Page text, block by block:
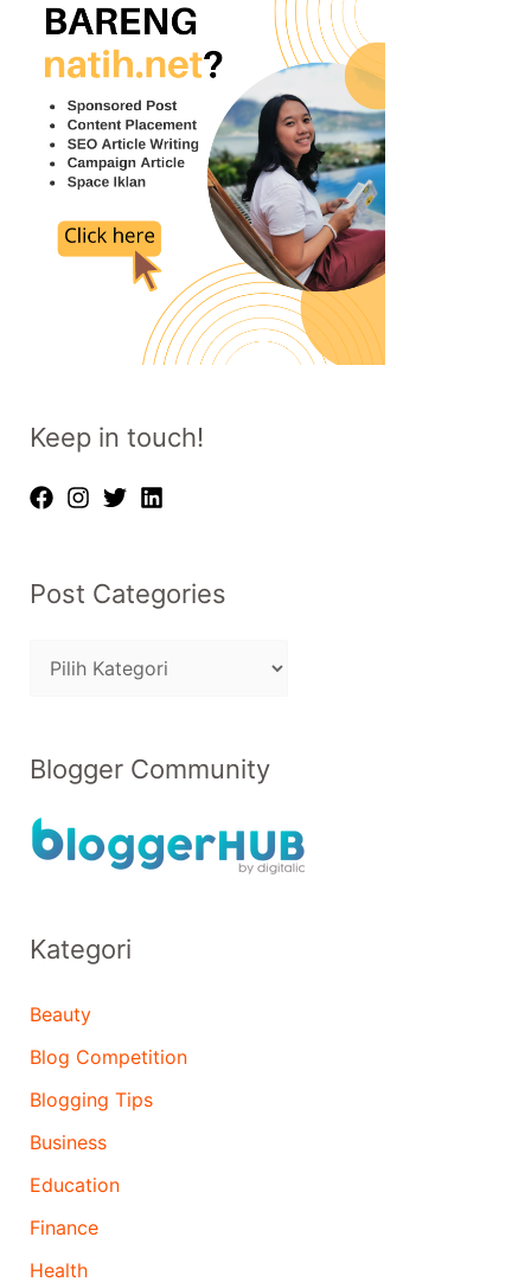
Keep in touch!
Post Categories
Blogger Community
Kategori
Beauty
Blog Competition
Blogging Tips
Business
Education
Finance
Health